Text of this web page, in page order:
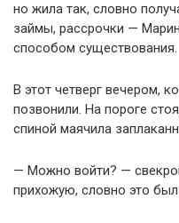
но жила так, словно
займы, рассрочки —
способом существования.
В этот четверг вечером,
позвонили. На пороге
спиной маячила
— Можно войти? —
прихожую, словно это